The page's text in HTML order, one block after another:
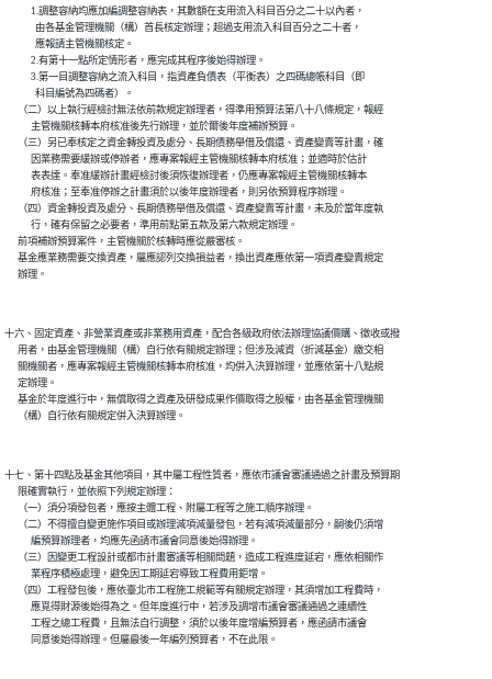
            1.調整容納均應加編調整容納表，其數額在支用流入科目百分之二十以內者，
              由各基金管理機關（構）首長核定辦理；超過支用流入科目百分之二十者，
              應報請主管機關核定。
            2.有第十一點所定情形者，應完成其程序後始得辦理。
            3.第一目調整容納之流入科目，指資產負債表（平衡表）之四碼總帳科目（即
              科目編號為四碼者）。
      （二）以上執行經檢討無法依前款規定辦理者，得準用預算法第八十八條規定，報經
            主管機關核轉本府核准後先行辦理，並於爾後年度補辦預算。
      （三）另已奉核定之資金轉投資及處分、長期債務舉借及償還、資產變賣等計畫，確
            因業務需要緩辦或停辦者，應專案報經主管機關核轉本府核准；並適時於估計
            表表達。奉准緩辦計畫經檢討後須恢復辦理者，仍應專案報經主管機關核轉本
            府核准；至奉准停辦之計畫須於以後年度辦理者，則另依預算程序辦理。
      （四）資金轉投資及處分、長期債務舉借及償還、資產變賣等計畫，未及於當年度執
            行，確有保留之必要者，準用前點第五款及第六款規定辦理。
      前項補辦預算案件，主管機關於核轉時應從嚴審核。
      基金應業務需要交換資產，屬應認列交換損益者，換出資產應依第一項資產變賣規定
十六、固定資產、非營業資產或非業務用資產，配合各級政府依法辦理協議價購、徵收或撥
      用者，由基金管理機關（構）自行依有關規定辦理；但涉及減資（折減基金）繳交相
      關機關者，應專案報經主管機關核轉本府核准，均併入決算辦理，並應依第十八點規
      定辦理。
      基金於年度進行中，無償取得之資產及研發成果作價取得之股權，由各基金管理機關
十七、第十四點及基金其他項目，其中屬工程性質者，應依市議會審議通過之計畫及預算期
      限確實執行，並依照下列規定辦理：
      （一）須分項發包者，應按主體工程、附屬工程等之施工順序辦理。
      （二）不得擅自變更施作項目或辦理減項減量發包，若有減項減量部分，嗣後仍須增
            編預算辦理者，均應先函請市議會同意後始得辦理。
      （三）因變更工程設計或都市計畫審議等相關問題，造成工程進度延宕，應依相關作
            業程序積極處理，避免因工期延宕導致工程費用鉅增。
      （四）工程發包後，應依臺北市工程施工規範等有關規定辦理，其須增加工程費時，
            應覓得財源後始得為之。但年度進行中，若涉及調增市議會審議通過之連續性
            工程之總工程費，且無法自行調整，須於以後年度增編預算者，應函請市議會